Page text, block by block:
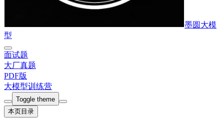
墨圆大模
型
面试题
大厂真题
PDF版
大模型训练营
Toggle theme
本页目录